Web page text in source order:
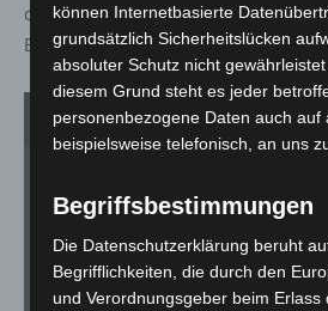
deren Unterhaltung, im Sinne des
Beschäftigte der Stadt
können Internetbasierte
grundsätzlich Sicherheitslücken
absoluter Schutz nicht
diesem Grund steht es jeder
personenbezogene Daten auch auf
beispielsweise telefonisch, an uns
Begriffsbestimmungen
Die Datenschutzerklärung beruht
Begrifflichkeiten, die durch den
und Verordnungsgeber beim Erlass